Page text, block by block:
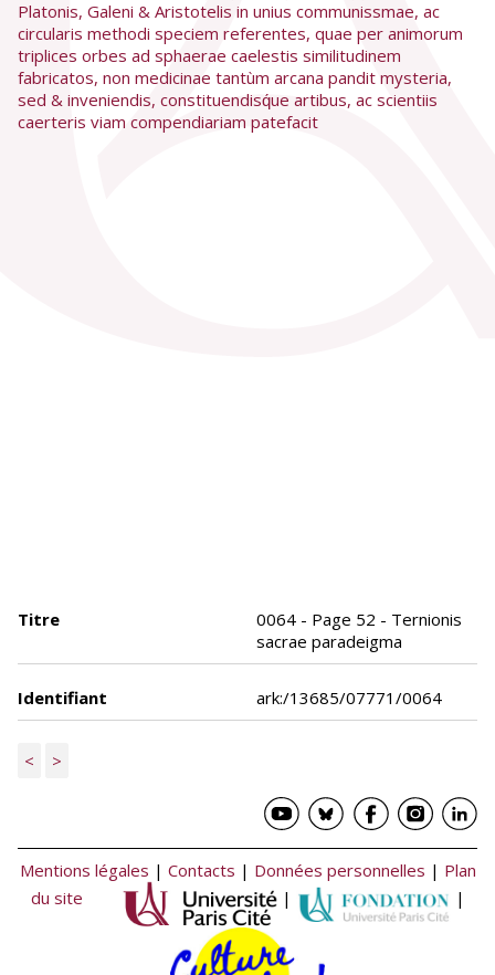
Platonis, Galeni & Aristotelis in unius communissmae, ac
circularis methodi speciem referentes, quae per animorum
triplices orbes ad sphaerae caelestis similitudinem
fabricatos, non medicinae tantùm arcana pandit mysteria,
sed & inveniendis, constituendisq́ue artibus, ac scientiis
caerteris viam compendiariam patefacit
Titre
0064 - Page 52 - Ternionis
sacrae paradeigma
Identifiant ark:/13685/07771/0064
< >
Mentions légales | Contacts | Données personnelles | Plan
du site
| |